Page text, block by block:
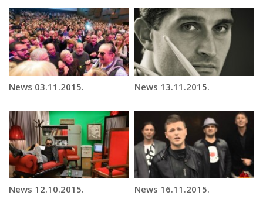
News 03.11.2015. News 13.11.2015.
News 12.10.2015. News 16.11.2015.